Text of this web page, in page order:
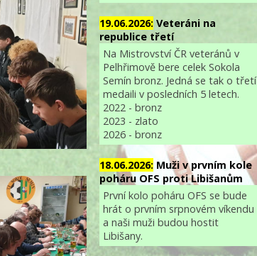
19.06.2026: Veteráni na
republice třetí
Na Mistrovství ČR veteránů v
Pelhřimově bere celek Sokola
Semín bronz. Jedná se tak o třetí
medaili v posledních 5 letech.
2022 - bronz
2023 - zlato
2026 - bronz
18.06.2026: Muži v prvním kole
poháru OFS proti Libišanům
První kolo poháru OFS se bude
hrát o prvním srpnovém víkendu
a naši muži budou hostit
Libišany.